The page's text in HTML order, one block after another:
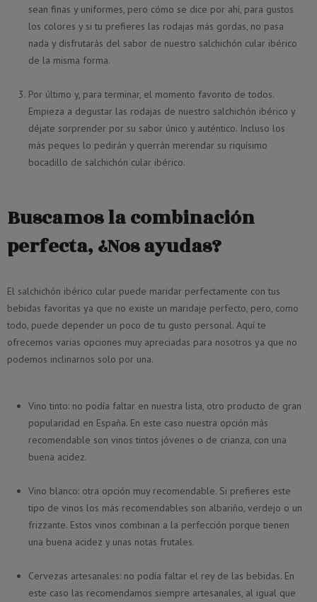
sean finas y uniformes, pero cómo se dice por ahí, para gustos
los colores y si tu prefieres las rodajas más gordas, no pasa
nada y disfrutarás del sabor de nuestro salchichón cular ibérico
de la misma forma.
Por último y, para terminar, el momento favorito de todos.
Empieza a degustar las rodajas de nuestro salchichón ibérico y
déjate sorprender por su sabor único y auténtico. Incluso los
más peques lo pedirán y querrán merendar su riquísimo
bocadillo de salchichón cular ibérico.
Buscamos la combinación
perfecta, ¿Nos ayudas?
El salchichón ibérico cular puede maridar perfectamente con tus
bebidas favoritas ya que no existe un maridaje perfecto, pero, como
todo, puede depender un poco de tu gusto personal. Aquí te
ofrecemos varias opciones muy apreciadas para nosotros ya que no
podemos inclinarnos solo por una.
Vino tinto: no podía faltar en nuestra lista, otro producto de gran
popularidad en España. En este caso nuestra opción más
recomendable son vinos tintos jóvenes o de crianza, con una
buena acidez.
Vino blanco: otra opción muy recomendable. Si prefieres este
tipo de vinos los más recomendables son albariño, verdejo o un
frizzante. Estos vinos combinan a la perfección porque tienen
una buena acidez y unas notas frutales.
Cervezas artesanales: no podía faltar el rey de las bebidas. En
este caso las recomendamos siempre artesanales, al igual que